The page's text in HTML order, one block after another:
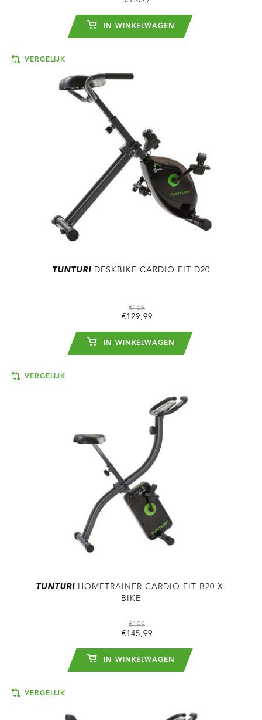
IN WINKELWAGEN
VERGELIJK
TUNTURI DESKBIKE CARDIO FIT D20
€169
€129,99
IN WINKELWAGEN
VERGELIJK
TUNTURIHOMETRAINER CARDIO FIT B20 X-
BIKE
€199
€145,99
IN WINKELWAGEN
VERGELIJK